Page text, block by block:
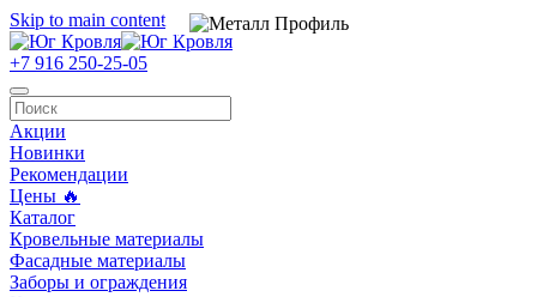
Skip to main content
+7 916 250-25-05
Акции
Новинки
Рекомендации
Цены 🔥
Каталог
Кровельные материалы
Фасадные материалы
Заборы и ограждения